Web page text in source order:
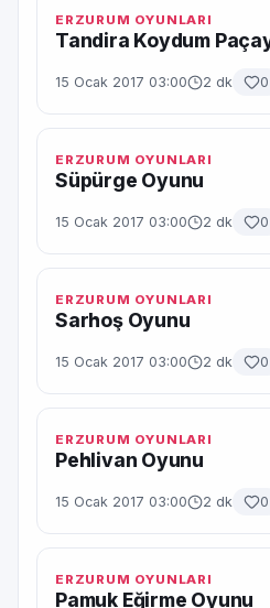
ERZURUM OYUNLARI
Tandira Koydum
15 Ocak 2017 03:00 2 dk 0
ERZURUM OYUNLARI
Süpürge Oyunu
15 Ocak 2017 03:00 2 dk 0
ERZURUM OYUNLARI
Sarhoş Oyunu
15 Ocak 2017 03:00 2 dk 0
ERZURUM OYUNLARI
Pehlivan Oyunu
15 Ocak 2017 03:00 2 dk 0
ERZURUM OYUNLARI
Pamuk Eğirme Oyunu